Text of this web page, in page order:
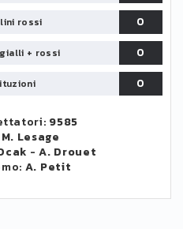
rossi
0
+ rossi
0
0
9585
M. Lesage
-A. Drouet
A. Petit